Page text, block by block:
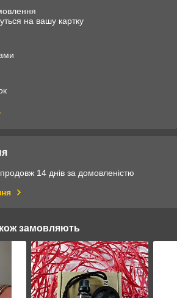
на вашу картку
14 днів за домовленістю
замовляють